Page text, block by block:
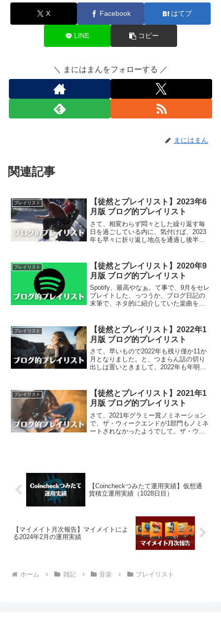
X Facebook はてブ
LINE コピー
＼ まにはまんをフォローする ／
まにはまん
関連記事
プレイリスト
【徒然とプレイリスト】2023年6
月版 ブログ的プレイリスト
さて、相変わらず悶々とした繰り返す毎
日を過ごしている内に、気付けば、2023
年も早々に折り返し地点を通過し後半戦
と、口を開けば、なんとも後ろ向きで情
けないことばかりがでて...
プレイリスト
【徒然とプレイリスト】2020年9
月版 ブログ的プレイリスト
Spotify、最高やなぁ。て事で、9月をセレ
ブレイトした、っつうか、ブログ日記の
末筆で、ネタ的に紹介していた楽曲をプ
ばぁ～でぃや～。2020年9月版 ブログ的
プレイ...
プレイリスト
【徒然とプレイリスト】2022年1
月版 ブログ的プレイリスト
さて、早いもので2022年も残り僅か11か
月となりました。と、つまらん話の切り
出しは置いときまして、2022年も年明け
ウクライナ情勢、北朝鮮のミサイル発射
などなど、世界...
プレイリスト
【徒然とプレイリスト】2021年1
月版 ブログ的プレイリスト
さて、2021年グラミー賞ノミネーション
で、ザ・ウィークエンドが1部門もノミネ
ートされなかったようでして。ザ・ウィ
【Coincheckつみたて運用実績】仮想通
貨積立運用実績（1028日目）
【マイメイト月次報告】マイメイトによ
る2024年2月の運用実績
ホーム 雑記 音楽 プレイリスト